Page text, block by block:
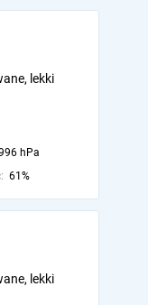
lekki
hPa
61%
lekki